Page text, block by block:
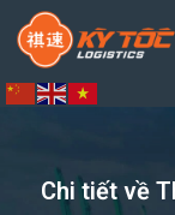
Chi tiết về